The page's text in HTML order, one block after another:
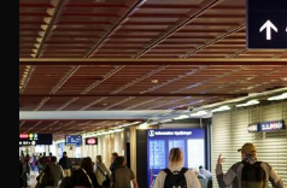
STOFNAÐ 1984
MANNLÍF
Áskrift